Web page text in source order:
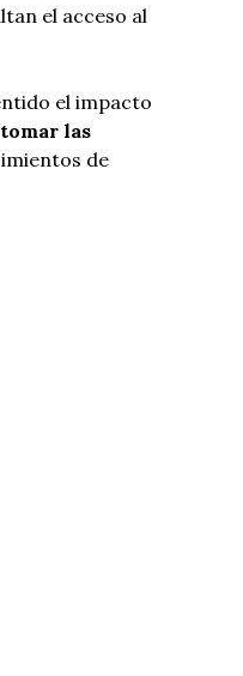
el acceso al
el impacto
las
de